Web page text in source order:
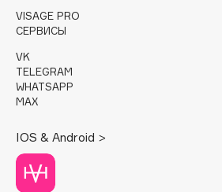
E
Eat My
Ecolatier
EGG
EGIA
Eigshow
VISAGE PRO
СЕРВИСЫ
VK
TELEGRAM
WHATSAPP
MAX
IOS & Android >